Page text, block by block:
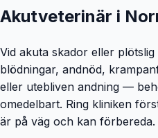
Akutveterinär i
Vid akuta skador eller
blödningar, andnöd,
eller utebliven andning —
omedelbart. Ring kliniken
är på väg och kan förbereda.